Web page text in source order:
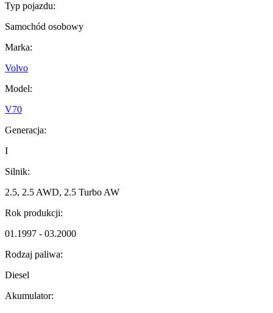
Typ pojazdu:
Samochód osobowy
Marka:
Volvo
Model:
V70
Generacja:
I
Silnik:
2.5, 2.5 AWD, 2.5 Turbo AW
Rok produkcji:
01.1997 - 03.2000
Rodzaj paliwa:
Diesel
Akumulator: